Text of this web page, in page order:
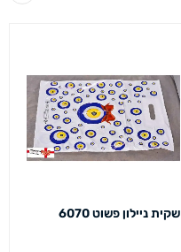
שקית ניילון פשוט 6070